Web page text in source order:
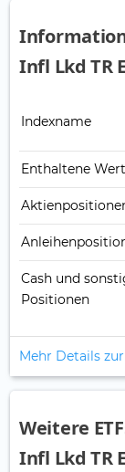
Infl Lkd TR
Indexname
Enthaltene
Cash und
Positionen
Mehr Details
Weitere
Infl Lkd TR